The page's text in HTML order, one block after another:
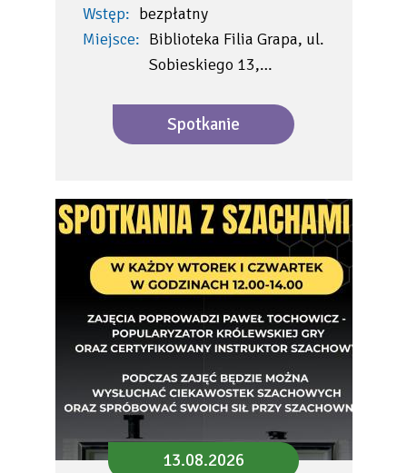
Wstęp: bezpłatny
Miejsce: Biblioteka Filia Grapa, ul.
Sobieskiego 13,…
Spotkanie
13.08.2026